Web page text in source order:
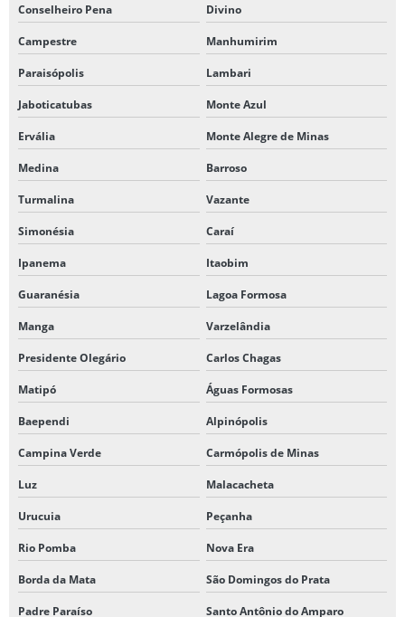
Conselheiro Pena Divino
Campestre Manhumirim
Paraisópolis Lambari
Jaboticatubas Monte Azul
Ervália Monte Alegre de Minas
Medina Barroso
Turmalina Vazante
Simonésia Caraí
Ipanema Itaobim
Guaranésia Lagoa Formosa
Manga Varzelândia
Presidente Olegário Carlos Chagas
Matipó Águas Formosas
Baependi Alpinópolis
Campina Verde Carmópolis de Minas
Luz Malacacheta
Urucuia Peçanha
Rio Pomba Nova Era
Borda da Mata São Domingos do Prata
Padre Paraíso Santo Antônio do Amparo